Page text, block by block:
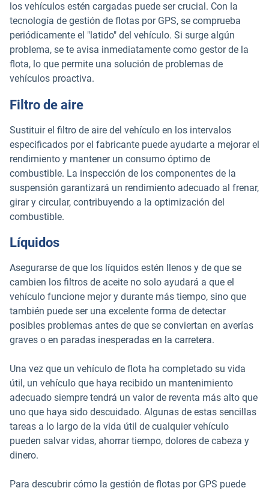
los vehículos estén cargadas puede ser crucial. Con la
tecnología de gestión de flotas por GPS, se comprueba
periódicamente el "latido" del vehículo. Si surge algún
problema, se te avisa inmediatamente como gestor de la
flota, lo que permite una solución de problemas de
vehículos proactiva.
Filtro de aire
Sustituir el filtro de aire del vehículo en los intervalos
especificados por el fabricante puede ayudarte a mejorar el
rendimiento y mantener un consumo óptimo de
combustible. La inspección de los componentes de la
suspensión garantizará un rendimiento adecuado al frenar,
girar y circular, contribuyendo a la optimización del
combustible.
Líquidos
Asegurarse de que los líquidos estén llenos y de que se
cambien los filtros de aceite no solo ayudará a que el
vehículo funcione mejor y durante más tiempo, sino que
también puede ser una excelente forma de detectar
posibles problemas antes de que se conviertan en averías
graves o en paradas inesperadas en la carretera.
Una vez que un vehículo de flota ha completado su vida
útil, un vehículo que haya recibido un mantenimiento
adecuado siempre tendrá un valor de reventa más alto que
uno que haya sido descuidado. Algunas de estas sencillas
tareas a lo largo de la vida útil de cualquier vehículo
pueden salvar vidas, ahorrar tiempo, dolores de cabeza y
dinero.
Para descubrir cómo la gestión de flotas por GPS puede